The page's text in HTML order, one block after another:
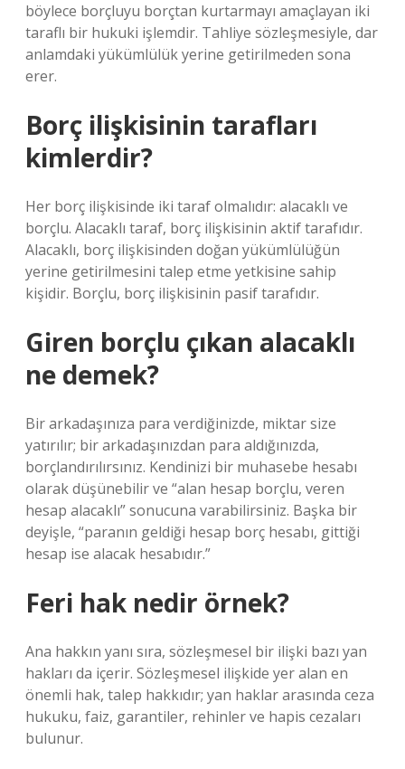
böylece borçluyu borçtan kurtarmayı amaçlayan iki
taraflı bir hukuki işlemdir. Tahliye sözleşmesiyle, dar
anlamdaki yükümlülük yerine getirilmeden sona
erer.
Borç ilişkisinin tarafları
kimlerdir?
Her borç ilişkisinde iki taraf olmalıdır: alacaklı ve
borçlu. Alacaklı taraf, borç ilişkisinin aktif tarafıdır.
Alacaklı, borç ilişkisinden doğan yükümlülüğün
yerine getirilmesini talep etme yetkisine sahip
kişidir. Borçlu, borç ilişkisinin pasif tarafıdır.
Giren borçlu çıkan alacaklı
ne demek?
Bir arkadaşınıza para verdiğinizde, miktar size
yatırılır; bir arkadaşınızdan para aldığınızda,
borçlandırılırsınız. Kendinizi bir muhasebe hesabı
olarak düşünebilir ve “alan hesap borçlu, veren
hesap alacaklı” sonucuna varabilirsiniz. Başka bir
deyişle, “paranın geldiği hesap borç hesabı, gittiği
hesap ise alacak hesabıdır.”
Feri hak nedir örnek?
Ana hakkın yanı sıra, sözleşmesel bir ilişki bazı yan
hakları da içerir. Sözleşmesel ilişkide yer alan en
önemli hak, talep hakkıdır; yan haklar arasında ceza
hukuku, faiz, garantiler, rehinler ve hapis cezaları
bulunur.